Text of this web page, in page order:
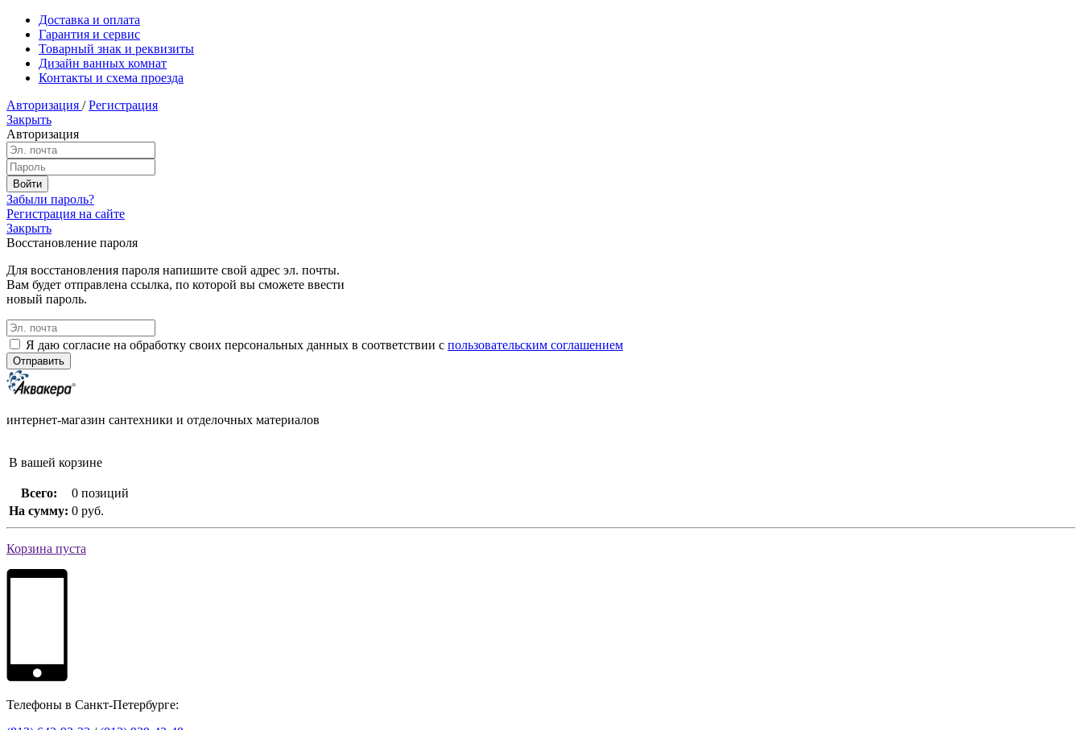
Доставка и оплата
Гарантия и сервис
Товарный знак и реквизиты
Дизайн ванных комнат
Контакты и схема проезда
Авторизация / Регистрация
Закрыть
Авторизация
Забыли пароль?
Регистрация на сайте
Закрыть
Восстановление пароля
Для восстановления пароля напишите свой адрес эл. почты.
Вам будет отправлена ссылка, по которой вы сможете ввести
новый пароль.
Я даю согласие на обработку своих персональных данных в соответствии с пользовательским соглашением
интернет-магазин сантехники и отделочных материалов
В вашей корзине
Всего:
0 позиций
На сумму: 0 руб.
Корзина пуста
Телефоны в Санкт-Петербурге: